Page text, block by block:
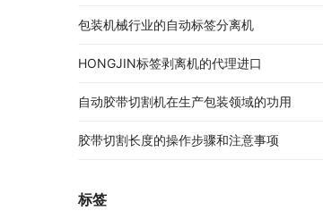
包装机械行业的自动标签分离机
HONGJIN标签剥离机的代理进口
自动胶带切割机在生产包装领域的功用
胶带切割长度的操作步骤和注意事项
标签